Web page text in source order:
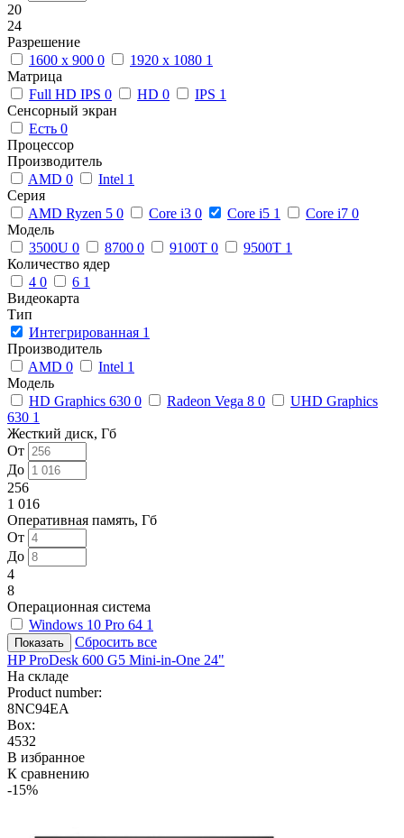
20
24
Разрешение
1600 x 900 0 1920 x 1080 1
Матрица
Full HD IPS 0 HD 0 IPS 1
Сенсорный экран
Есть 0
Процессор
Производитель
AMD 0 Intel 1
Серия
AMD Ryzen 5 0 Core i3 0 Core i5 1 Core i7 0
Модель
3500U 0 8700 0 9100T 0 9500T 1
Количество ядер
4 0 6 1
Видеокарта
Тип
Интегрированная 1
Производитель
AMD 0 Intel 1
Модель
HD Graphics 630 0 Radeon Vega 8 0
UHD Graphics
630 1
Жесткий диск, Гб
От
До
256
1 016
Оперативная память, Гб
От
До
4
8
Операционная система
Windows 10 Pro 64 1
Сбросить все
HP ProDesk 600 G5 Mini-in-One 24"
На складе
Product number:
8NC94EA
Box:
4532
В избранное
К сравнению
-15%